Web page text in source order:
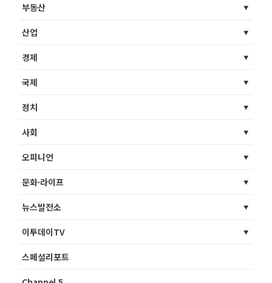
부동산
산업
경제
국제
정치
사회
오피니언
문화·라이프
뉴스발전소
이투데이TV
스페셜리포트